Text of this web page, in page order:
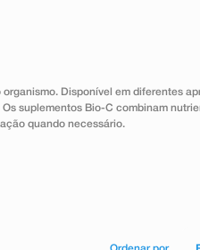
Disponível em diferentes
suplementos Bio-C combinam
quando necessário.